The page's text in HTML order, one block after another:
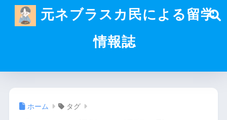
元ネブラスカ民による留学
情報誌
ホーム タグ